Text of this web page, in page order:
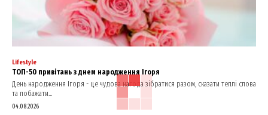
Lifestyle
ТОП-50 привітань з днем народження Ігоря
День народження Ігоря - це чудова нагода зібратися разом, сказати теплі слова
та побажати...
04.08.2026